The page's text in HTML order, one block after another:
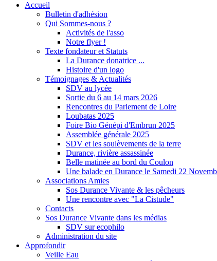
Accueil
Bulletin d'adhésion
Qui Sommes-nous ?
Activités de l'asso
Notre flyer !
Texte fondateur et Statuts
La Durance donatrice ...
Histoire d'un logo
Témoignages & Actualités
SDV au lycée
Sortie du 6 au 14 mars 2026
Rencontres du Parlement de Loire
Loubatas 2025
Foire Bio Génépi d'Embrun 2025
Assemblée générale 2025
SDV et les soulèvements de la terre
Durance, rivière assassinée
Belle matinée au bord du Coulon
Une balade en Durance le Samedi 22
Associations Amies
Sos Durance Vivante & les pêcheurs
Une rencontre avec "La Cistude"
Contacts
Sos Durance Vivante dans les médias
SDV sur ecophilo
Administration du site
Approfondir
Veille Eau